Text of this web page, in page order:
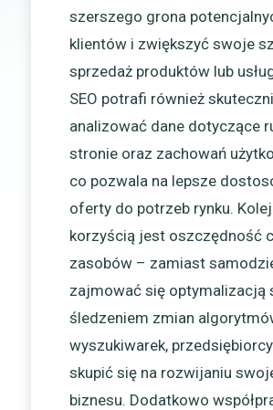
szerszego grona
klientów i zwiększyć swoje
sprzedaż produktów lub
SEO potrafi również
analizować dane dotyczące
stronie oraz zachowań
co pozwala na lepsze
oferty do potrzeb rynku.
korzyścią jest oszczędność
zasobów – zamiast
zajmować się optymalizacją
śledzeniem zmian
wyszukiwarek,
skupić się na rozwijaniu
biznesu. Dodatkowo